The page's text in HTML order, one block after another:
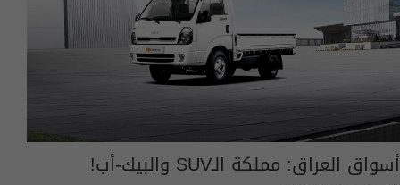
أسواق العراق: مملكة الـSUV والبيك-أب!